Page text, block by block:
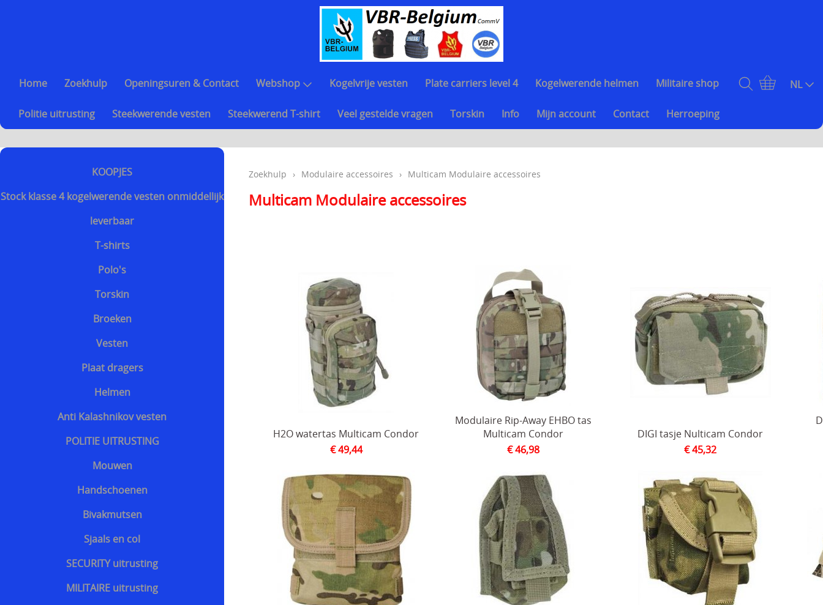
Home Zoekhulp Openingsuren & Contact Webshop Kogelvrije vesten Plate carriers level 4 Kogelwerende helmen Militaire shop
Politie uitrusting Steekwerende vesten Steekwerend T-shirt Veel gestelde vragen Torskin Info Mijn account Contact Herroeping
NL
KOOPJES
Stock klasse 4 kogelwerende vesten onmiddellijk
leverbaar
T-shirts
Polo's
Torskin
Broeken
Vesten
Plaat dragers
Helmen
Anti Kalashnikov vesten
POLITIE UITRUSTING
Mouwen
Handschoenen
Bivakmutsen
Sjaals en col
SECURITY uitrusting
MILITAIRE uitrusting
Zoekhulp › Modulaire accessoires › Multicam Modulaire accessoires
Multicam Modulaire accessoires
H2O watertas Multicam Condor
€ 49,44
Modulaire Rip-Away EHBO tas
Multicam Condor
€ 46,98
DIGI tasje Nulticam Condor
€ 45,32